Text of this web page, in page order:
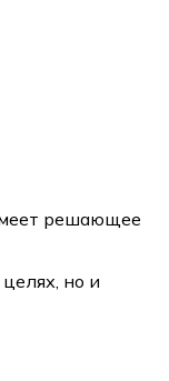
решающее
но и